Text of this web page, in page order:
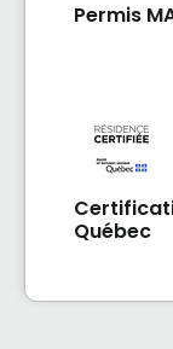
Permis
Québec